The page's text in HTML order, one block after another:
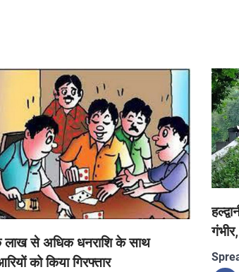
लाख से अधिक धनराशि के साथ
को किया गिरफ्तार